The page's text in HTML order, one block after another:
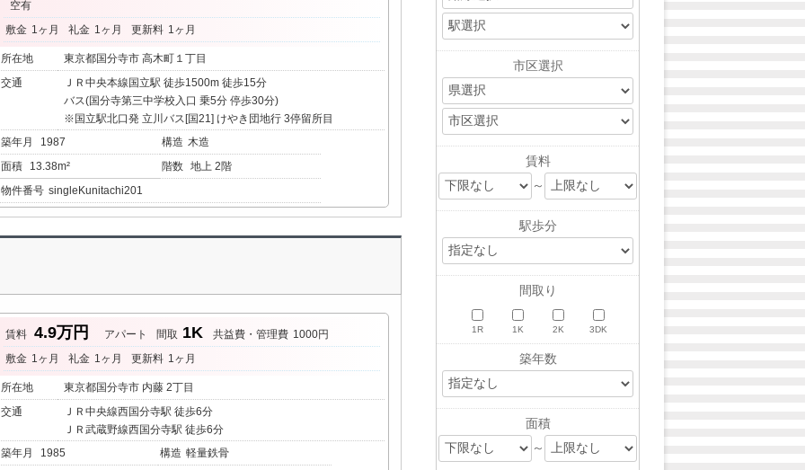
空有
敷金 1ヶ月 礼金 1ヶ月 更新料 1ヶ月
所在地
東京都国分寺市 高木町１丁目
交通
ＪＲ中央本線国立駅 徒歩1500m 徒歩15分
バス(国分寺第三中学校入口 乗5分 停歩30分)
※国立駅北口発 立川バス[国21] けやき団地行 3停留所目
築年月
1987 構造 木造
面積
13.38m² 階数 地上 2階
物件番号 singleKunitachi201
賃料 4.9万円 アパート 間取 1K 共益費・管理費 1000円
敷金 1ヶ月 礼金 1ヶ月 更新料 1ヶ月
所在地
東京都国分寺市 内藤 2丁目
交通
ＪＲ中央線西国分寺駅 徒歩6分
ＪＲ武蔵野線西国分寺駅 徒歩6分
築年月
1985 構造 軽量鉄骨
市区選択
賃料
～
駅歩分
間取り
1R 1K 2K 3DK
築年数
面積
～